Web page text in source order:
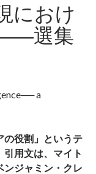
におけ
選集
a
の役割」というテ
用文は、マイト
ンジャミン・クレ